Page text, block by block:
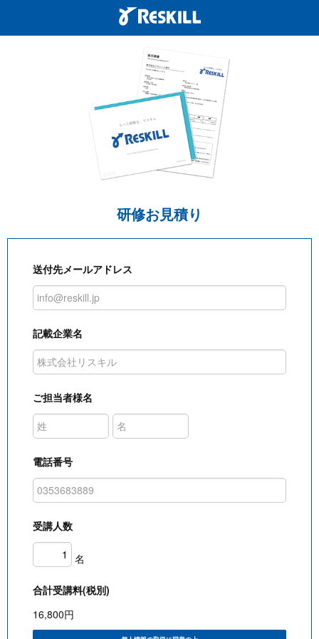
研修お見積り
送付先メールアドレス
記載企業名
ご担当者様名
電話番号
受講人数
名
合計受講料(税別)
16,800円